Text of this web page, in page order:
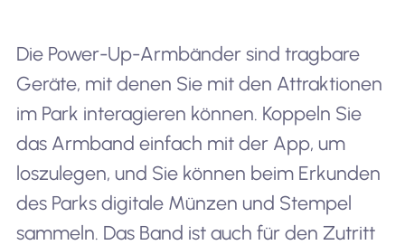
Die Power-Up-Armbänder sind tragbare
Geräte, mit denen Sie mit den Attraktionen
im Park interagieren können. Koppeln Sie
das Armband einfach mit der App, um
loszulegen, und Sie können beim Erkunden
des Parks digitale Münzen und Stempel
sammeln. Das Band ist auch für den Zutritt